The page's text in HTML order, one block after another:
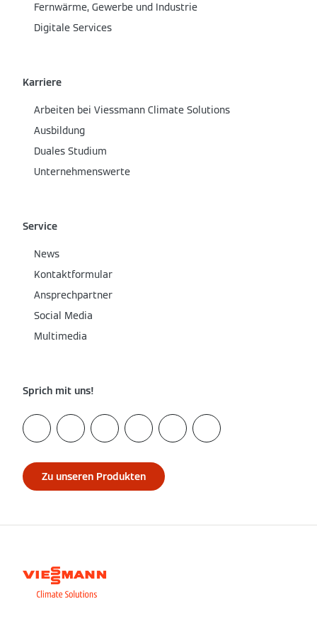
Fernwärme, Gewerbe und Industrie
Digitale Services
Karriere
Arbeiten bei Viessmann Climate Solutions
Ausbildung
Duales Studium
Unternehmenswerte
Service
News
Kontaktformular
Ansprechpartner
Social Media
Multimedia
Sprich mit uns!
Zu unseren Produkten